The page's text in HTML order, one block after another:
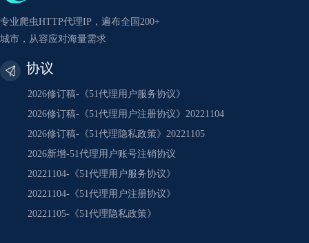
专业爬虫HTTP代理IP，遍布全国200+
城市，从容应对海量需求
协议
2026修订稿-《51代理用户服务协议》
2026修订稿-《51代理用户注册协议》20221104
2026修订稿-《51代理隐私政策》20221105
2026新增-51代理用户账号注销协议
20221104-《51代理用户服务协议》
20221104-《51代理用户注册协议》
20221105-《51代理隐私政策》